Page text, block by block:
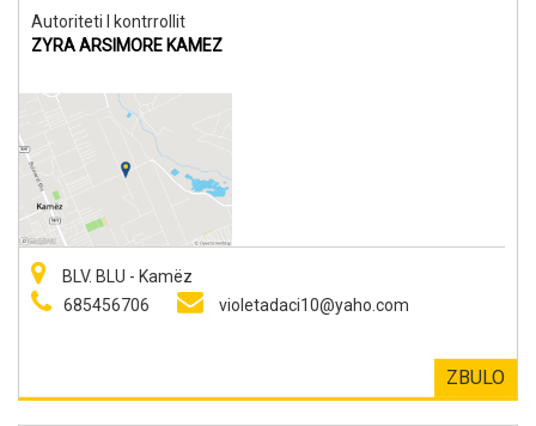
Autoriteti I kontrrollit
ZYRA ARSIMORE KAMEZ
BLV. BLU - Kamëz
685456706
violetadaci10@yaho.com
ZBULO